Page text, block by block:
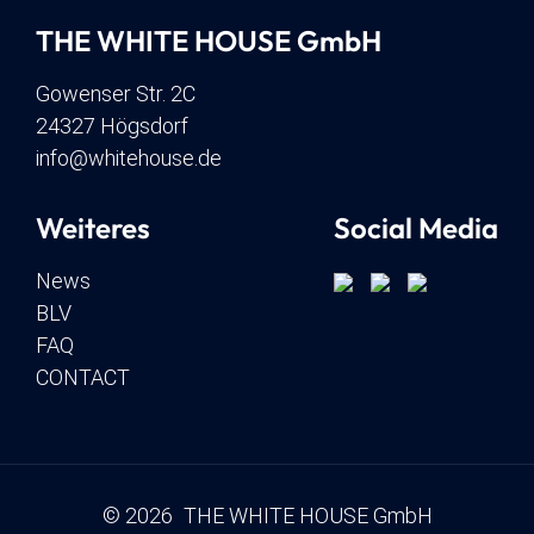
THE WHITE HOUSE GmbH
Gowenser Str. 2C
24327 Högsdorf
info@whitehouse.de
Weiteres
News
BLV
FAQ
CONTACT
Social Media
© 2026 THE WHITE HOUSE GmbH